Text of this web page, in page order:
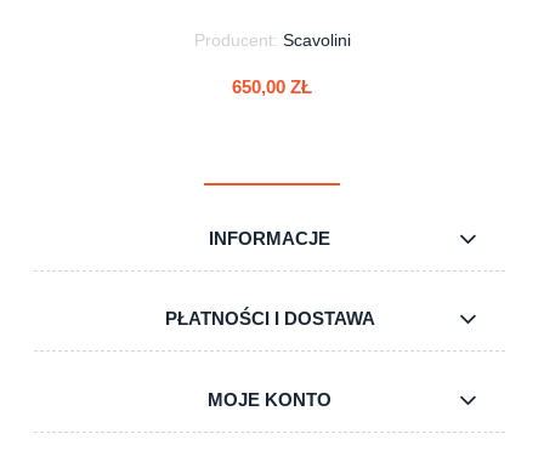
Producent: Scavolini
650,00 ZŁ
do koszyka
INFORMACJE
PŁATNOŚCI I DOSTAWA
MOJE KONTO